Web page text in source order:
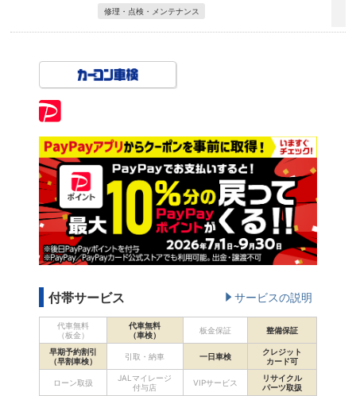
修理・点検・メンテナンス
付帯サービス サービスの説明
代車無料
（板金）
代車無料
（車検）
板金保証 整備保証
早期予約割引
（早割車検）
引取・納車 一日車検
クレジット
カード可
ローン取扱
JALマイレージ
付与店
VIPサービス
リサイクル
パーツ取扱